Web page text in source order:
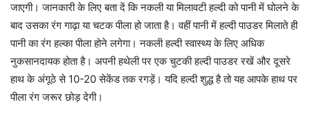
जाएगी। जानकारी के लिए बता दें कि नकली या मिलावटी हल्दी को पानी में घोलने के
बाद उसका रंग गाढ़ा या चटक पीला हो जाता है। वहीं पानी में हल्दी पाउडर मिलाते ही
पानी का रंग हल्का पीला होने लगेगा। नकली हल्दी स्वास्थ्य के लिए अधिक
नुकसानदायक होता है। अपनी हथेली पर एक चुटकी हल्दी पाउडर रखें और दूसरे
हाथ के अंगूठे से 10-20 सेकेंड तक रगड़ें। यदि हल्दी शुद्ध है तो यह आपके हाथ पर
पीला रंग जरूर छोड़ देगी।